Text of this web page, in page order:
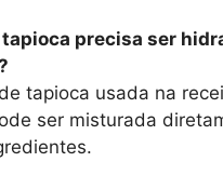
tapioca precisa ser
tapioca usada na
ser misturada